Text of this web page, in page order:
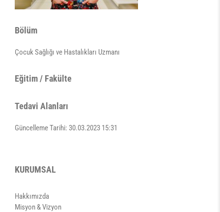
Bölüm
Çocuk Sağlığı ve Hastalıkları Uzmanı
Eğitim / Fakülte
Tedavi Alanları
Güncelleme Tarihi: 30.03.2023 15:31
KURUMSAL
Hakkımızda
Misyon & Vizyon